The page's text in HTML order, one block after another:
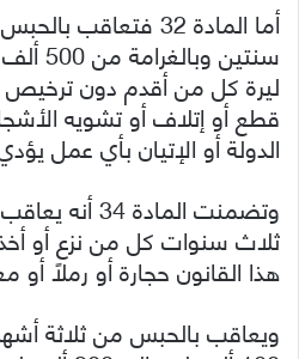
أما المادة 32
سنتين
ليرة كل من أقدم دون
قطع أو إتلاف أو تشويه
الدولة أو الإتيان بأي عمل
وتضمنت
ثلاث سنوات كل من نزع أو
هذا القانون حجارة أو رملاً أو
ويعاقب بالحبس من ثلاثة